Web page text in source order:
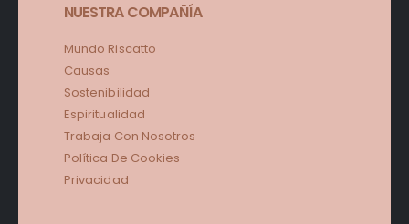
NUESTRA COMPAÑÍA
Mundo Riscatto
Causas
Sostenibilidad
Espiritualidad
Trabaja Con Nosotros
Política De Cookies
Privacidad